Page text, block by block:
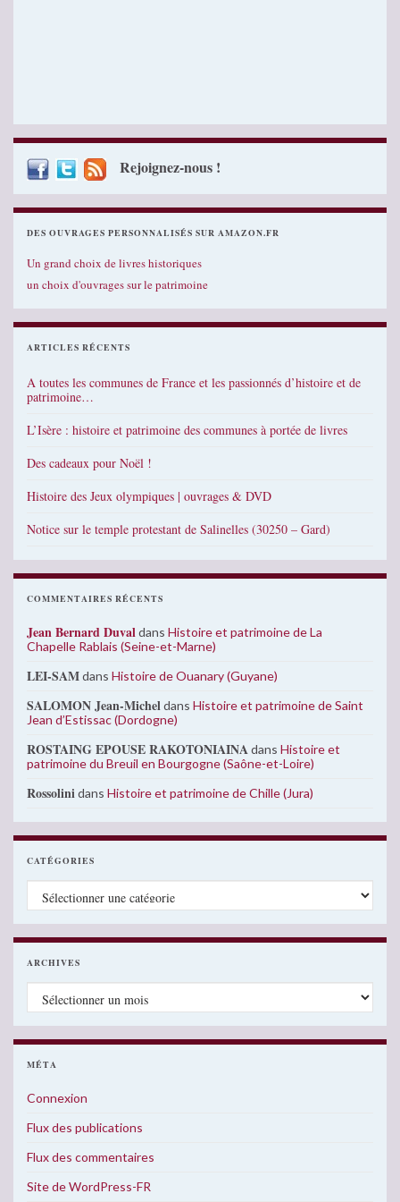
Rejoignez-nous !
DES OUVRAGES PERSONNALISÉS SUR AMAZON.FR
Un grand choix de livres historiques
un choix d'ouvrages sur le patrimoine
ARTICLES RÉCENTS
A toutes les communes de France et les passionnés d’histoire et de
patrimoine…
L’Isère : histoire et patrimoine des communes à portée de livres
Des cadeaux pour Noël !
Histoire des Jeux olympiques | ouvrages & DVD
Notice sur le temple protestant de Salinelles (30250 – Gard)
COMMENTAIRES RÉCENTS
Jean Bernard Duvaldans Histoire et patrimoine de La
Chapelle Rablais (Seine-et-Marne)
LEI-SAMdans Histoire de Ouanary (Guyane)
SALOMON Jean-Micheldans Histoire et patrimoine de Saint
Jean d’Estissac (Dordogne)
ROSTAING EPOUSE RAKOTONIAINAdans Histoire et
patrimoine du Breuil en Bourgogne (Saône-et-Loire)
Rossolinidans Histoire et patrimoine de Chille (Jura)
CATÉGORIES
Catégories
ARCHIVES
Archives
MÉTA
Connexion
Flux des publications
Flux des commentaires
Site de WordPress-FR